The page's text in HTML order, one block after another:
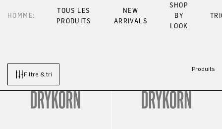
HOMME:
TOUS LES
PRODUITS
NEW
ARRIVALS
SHOP
BY
LOOK
Filtre & tri
Produits